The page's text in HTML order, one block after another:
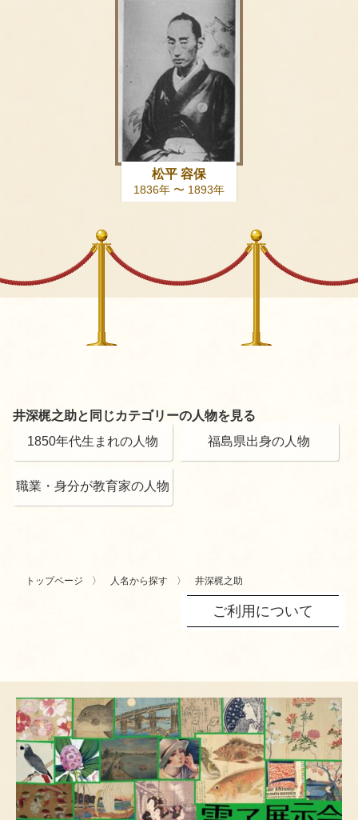
松平 容保
1836年 〜 1893年
井深梶之助と同じカテゴリーの人物を見る
1850年代生まれの人物
福島県出身の人物
職業・身分が教育家の人物
トップページ 人名から探す 井深梶之助
ご利用について